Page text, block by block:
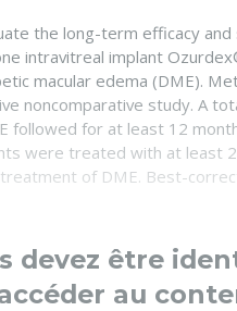
the long-term efficacy
intravitreal implant
macular edema (DME).
noncomparative study. A
followed for at least 12
were treated with at least
of DME. Best-
devez être
au